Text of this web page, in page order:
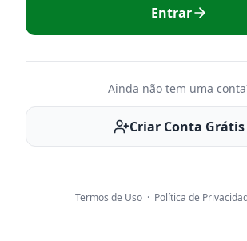
Entrar
Ainda não tem uma
Criar Conta Grátis
Termos de Uso · Política de